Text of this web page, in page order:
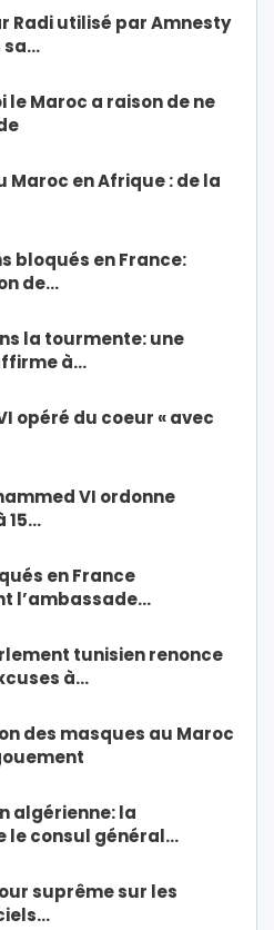
Radi utilisé par Amnesty
sa…
le Maroc a raison de ne
Maroc en Afrique : de la
bloqués en France:
de…
la tourmente: une
à…
opéré du coeur « avec
VI ordonne
15…
en France
l’ambassade…
tunisien renonce
à…
des masques au Maroc
algérienne: la
le consul général…
suprême sur les